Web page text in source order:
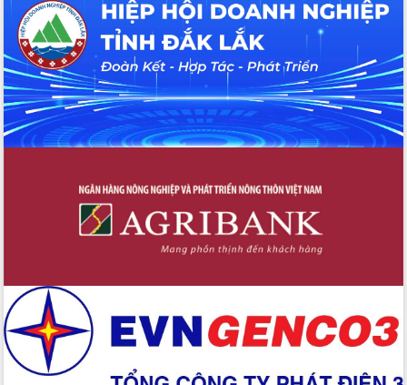
hiện nhiệm vụ quản lý tài sản công
hàng tuần
Tháo gỡ những vướng mắc, đẩy mạnh
công tác cải cách thủ tục hành chính
tại Trung tâm Phục vụ hành chính
công tỉnh
Đắk Lắk: Tôn vinh 46 giải pháp tại Hội
về phát triển nuôi trồng thủy sản
Phó Chủ tịch UBND tỉnh Đắk Lắk
Trương Công Thái kiểm tra thực địa
Dự án cao tốc Khánh Hòa - Buôn Ma
Định vị cà phê Việt Nam như một “di
sản sống” trong dòng chảy toàn cầu
Xây dựng nông thôn mới: Nâng cao đời
sống người dân từ những mô hình thiết
thực